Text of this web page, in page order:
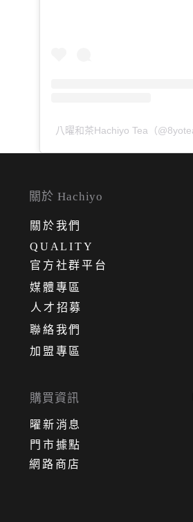
八曜和茶Hachiyo Tea（
人才招募
關於 Hachiyo
關 於我們
QUALITY
官方社群平台
媒體專區
網路商店
門市據點
曜新消息
購買資訊
聯絡我們
加盟專區